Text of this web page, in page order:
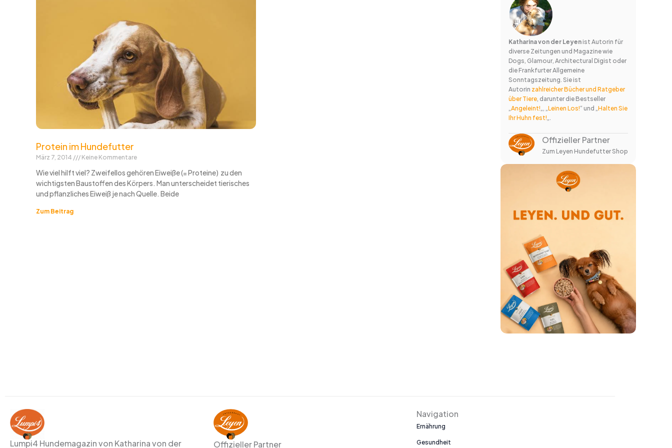
Protein im Hundefutter
März 7, 2014 Keine Kommentare
Wie viel hilft viel? Zweifellos gehören Eiweiße (= Proteine) zu den
wichtigsten Baustoffen des Körpers. Man unterscheidet tierisches
und pflanzliches Eiweiß je nach Quelle. Beide
Zum Beitrag
Katharina von der Leyen ist Autorin für
diverse Zeitungen und Magazine wie
Dogs, Glamour, Architectural Digist oder
die Frankfurter Allgemeine
Sonntagszeitung. Sie ist
Autorin zahlreicher Bücher und Ratgeber
über Tiere , darunter die Bestseller
„Angeleint! „, „Leinen Los!“ und „Halten Sie
Ihr Huhn fest!
Offizieller Partner
Zum Leyen Hundefutter Shop
Lumpi4 Hundemagazin von Katharina von der Offizieller Partner
Navigation
Ernährung
Gesundheit